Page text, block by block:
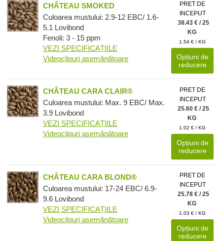
CHÂTEAU SMOKED
Culoarea mustului: 2.9-12 EBC/ 1.6-
5.1 Lovibond
Fenoli: 3 - 15 ppm
VEZI SPECIFICAȚIILE
Videoclipuri asemănătoare
PRET DE
INCEPUT
38.43 € / 25
KG
1.54 € / KG
Opțiuni de
reducere
CHÂTEAU CARA CLAIR®
Culoarea mustului: Max. 9 EBC/ Max.
3.9 Lovibond
VEZI SPECIFICAȚIILE
Videoclipuri asemănătoare
PRET DE
INCEPUT
25.60 € / 25
KG
1.02 € / KG
Opțiuni de
reducere
CHÂTEAU CARA BLOND®
Culoarea mustului: 17-24 EBC/ 6.9-
9.6 Lovibond
VEZI SPECIFICAȚIILE
Videoclipuri asemănătoare
PRET DE
INCEPUT
25.78 € / 25
KG
1.03 € / KG
Opțiuni de
reducere